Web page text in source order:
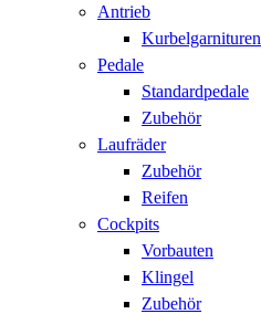
Antrieb
Kurbelgarnituren
Pedale
Standardpedale
Zubehör
Laufräder
Zubehör
Reifen
Cockpits
Vorbauten
Klingel
Zubehör